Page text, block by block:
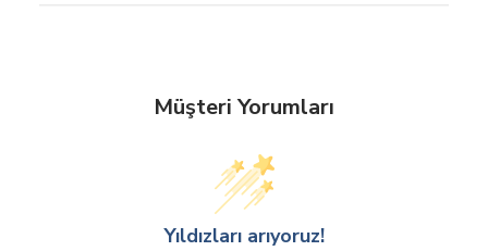
Müşteri Yorumları
Yıldızları arıyoruz!